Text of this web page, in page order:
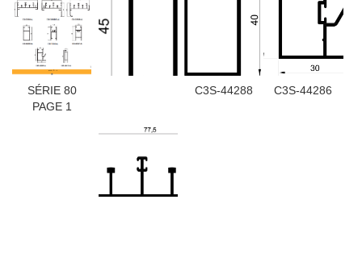
SÉRIE 80
PAGE 1
C3S-44288 C3S-44286